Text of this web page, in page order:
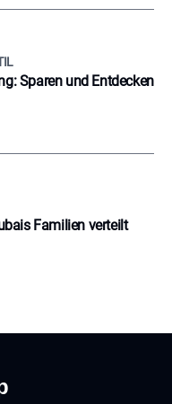
Sparen und Entdecken
Familien verteilt